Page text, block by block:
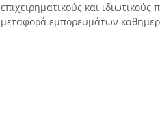
επιχειρηματικούς και ιδιωτικούς
μεταφορά εμπορευμάτων